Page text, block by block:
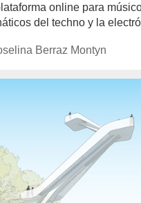
online para
del techno y la
www.experimenta.es/
Berraz Montyn